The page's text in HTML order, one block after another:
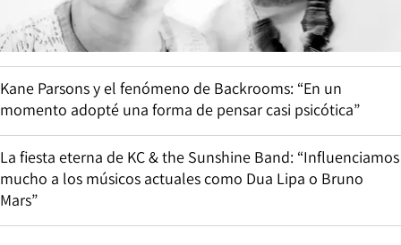
Kane Parsons y el fenómeno de Backrooms: “En un
momento adopté una forma de pensar casi psicótica”
La fiesta eterna de KC & the Sunshine Band: “Influenciamos
mucho a los músicos actuales como Dua Lipa o Bruno
Mars”